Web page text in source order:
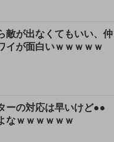
敵が出なくてもいい、仲
イが面白いｗｗｗｗｗ
ーの対応は早いけど●●
なｗｗｗｗｗｗ